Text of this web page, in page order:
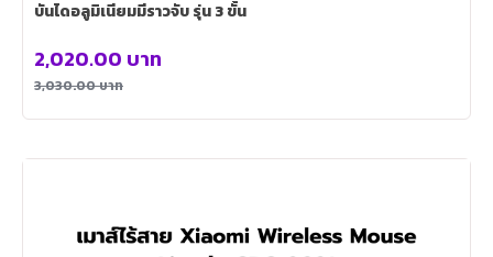
บันไดอลูมิเนียมมีราวจับ รุ่น 3 ขั้น
3,030.00บาท
2,020.00 บาท